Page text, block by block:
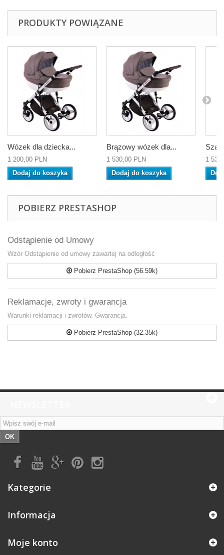
PRODUKTY POWIĄZANE
Wózek dla dziecka...
1 200,00 PLN
Dodaj do koszyka
Brązowy wózek dla...
1 530,00 PLN
Dodaj do koszyka
1
POBIERZ PRESTASHOP
Odstąpienie od Umowy
Wzór Odstąpienie od umowy zawartej na odległość
Pobierz PrestaShop (56.59k)
Reklamacje, zwroty i gwarancja
Warunki reklamacji i zwrotów. Gwarancja.
Pobierz PrestaShop (32.35k)
OK
Kategorie
Informacja
Moje konto